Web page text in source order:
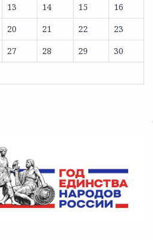
13 14 15
16
20 21 22
23
27 28 29
30